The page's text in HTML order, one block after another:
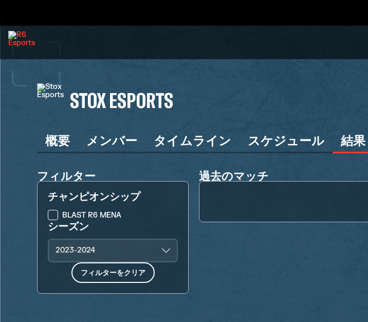
STOX ESPORTS
概要 メンバー タイムライン スケジュール 結果
フィルター
チャンピオンシップ
BLAST R6 MENA
シーズン
2023-2024
フィルターをクリア
過去のマッチ